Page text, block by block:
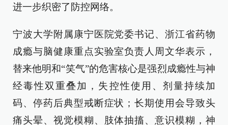
进一步织密了防控网络。
宁波大学附属康宁医院党委书记、浙江省药物
成瘾与脑健康重点实验室负责人周文华表示，
替来他明和“笑气”的危害核心是强烈成瘾性与神
经毒性双重叠加，失控性使用、剂量持续加
码、停药后典型戒断症状；长期使用会导致头
痛头晕、视觉模糊、肢体抽搐、意识模糊，神